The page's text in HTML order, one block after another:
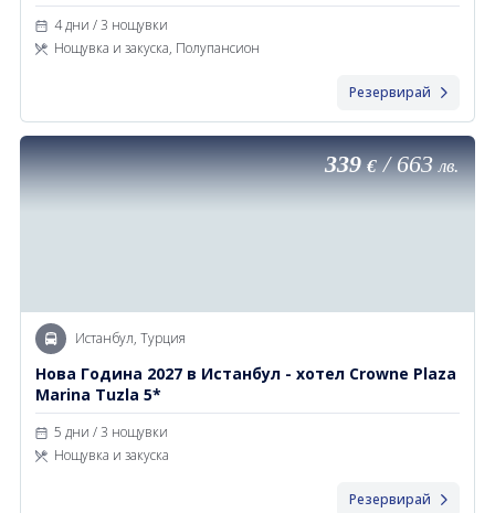
4 дни / 3 нощувки
Нощувка и закуска, Полупансион
Резервирай
339 €/663 лв.
Истанбул, Турция
Нова Година 2027 в Истанбул - хотел Crowne Plaza
Marina Tuzla 5*
5 дни / 3 нощувки
Нощувка и закуска
Резервирай